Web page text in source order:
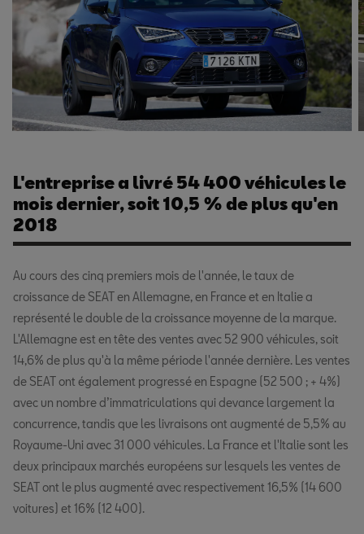
L'entreprise a livré 54 400 véhicules le
mois dernier, soit 10,5 % de plus qu'en
2018
Au cours des cinq premiers mois de l'année, le taux de
croissance de SEAT en Allemagne, en France et en Italie a
représenté le double de la croissance moyenne de la marque.
L'Allemagne est en tête des ventes avec 52 900 véhicules, soit
14,6% de plus qu'à la même période l'année dernière. Les ventes
de SEAT ont également progressé en Espagne (52 500 ; + 4%)
avec un nombre d’immatriculations qui devance largement la
concurrence, tandis que les livraisons ont augmenté de 5,5% au
Royaume-Uni avec 31 000 véhicules. La France et l'Italie sont les
deux principaux marchés européens sur lesquels les ventes de
SEAT ont le plus augmenté avec respectivement 16,5% (14 600
voitures) et 16% (12 400).